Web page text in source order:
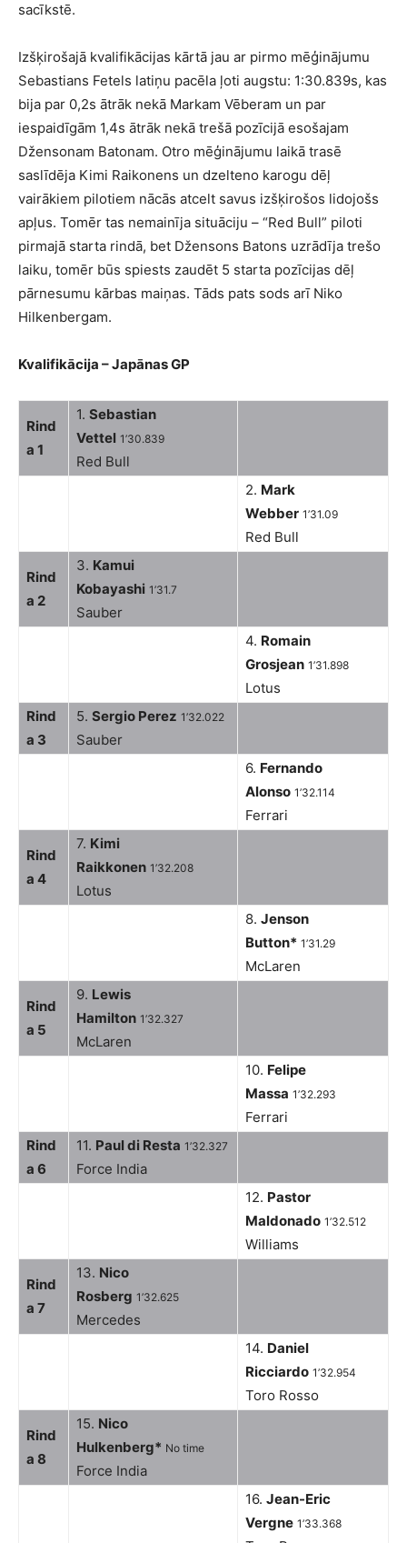
sacīkstē.
Izšķirošajā kvalifikācijas kārtā jau ar pirmo mēģinājumu
Sebastians Fetels latiņu pacēla ļoti augstu: 1:30.839s, kas
bija par 0,2s ātrāk nekā Markam Vēberam un par
iespaidīgām 1,4s ātrāk nekā trešā pozīcijā esošajam
Džensonam Batonam. Otro mēģinājumu laikā trasē
saslīdēja Kimi Raikonens un dzelteno karogu dēļ
vairākiem pilotiem nācās atcelt savus izšķirošos lidojošs
apļus. Tomēr tas nemainīja situāciju – “Red Bull” piloti
pirmajā starta rindā, bet Džensons Batons uzrādīja trešo
laiku, tomēr būs spiests zaudēt 5 starta pozīcijas dēļ
pārnesumu kārbas maiņas. Tāds pats sods arī Niko
Hilkenbergam.
Kvalifikācija – Japānas GP
Rind
a 1
1. Sebastian
Vettel 1’30.839
Red Bull
2. Mark
Webber 1’31.09
Red Bull
Rind
a 2
3. Kamui
Kobayashi 1’31.7
Sauber
4. Romain
Grosjean 1’31.898
Lotus
Rind
a 3
5. Sergio Perez 1’32.022
Sauber
6. Fernando
Alonso 1’32.114
Ferrari
Rind
a 4
7. Kimi
Raikkonen 1’32.208
Lotus
8. Jenson
Button* 1’31.29
McLaren
Rind
a 5
9. Lewis
Hamilton 1’32.327
McLaren
10. Felipe
Massa 1’32.293
Ferrari
Rind
a 6
11. Paul di Resta 1’32.327
Force India
12. Pastor
Maldonado 1’32.512
Williams
Rind
a 7
13. Nico
Rosberg 1’32.625
Mercedes
14. Daniel
Ricciardo 1’32.954
Toro Rosso
Rind
a 8
15. Nico
Hulkenberg* No time
Force India
16. Jean-Eric
Vergne 1’33.368